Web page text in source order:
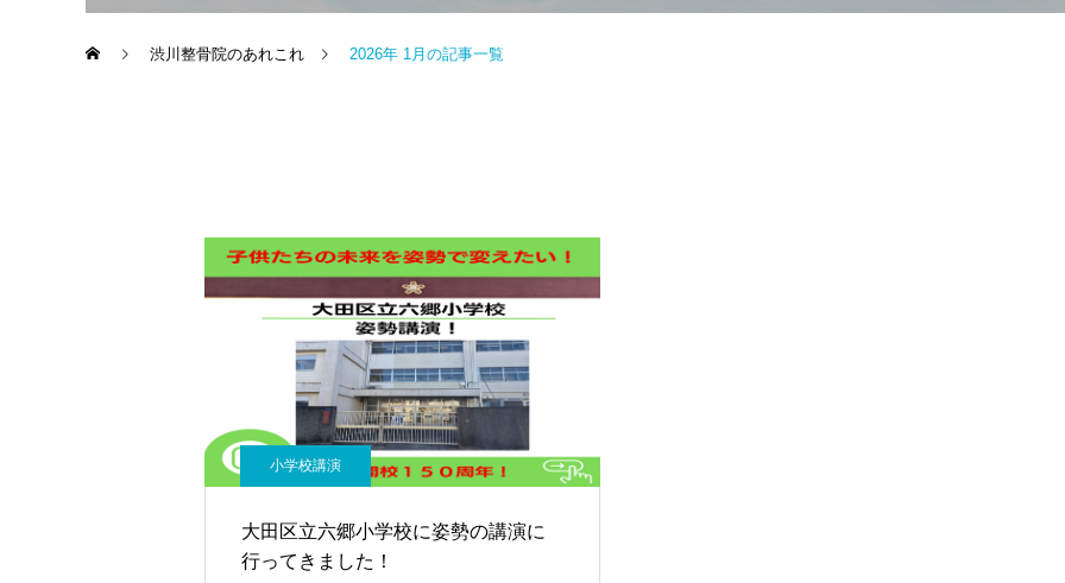
渋川整骨院のあれこれ 2026年 1月の記事一覧
小学校講演
大田区立六郷小学校に姿勢の講演に
行ってきました！